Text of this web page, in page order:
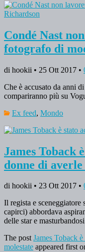
Condé Nast
fotografo di
di hookii • 25 Ott 2017 •
Che è accusato da anni
compariranno più su
Ex feed, Mondo
James Toback
donne di
di hookii • 23 Ott 2017 •
Il regista e sceneggiatore
capirci) abbordava
delle star e
The postJames Toback
molestate appeared first